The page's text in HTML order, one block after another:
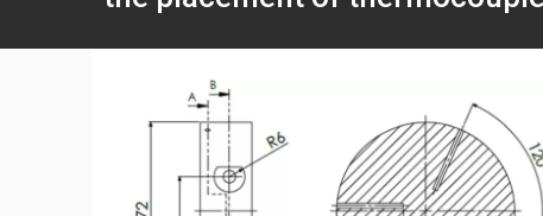
Home
적층 제
Fig. 1 Technical drawing of sample B,